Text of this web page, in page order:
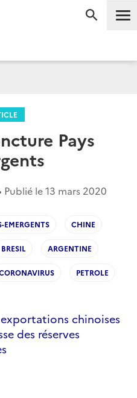
Pays
Publié le13 mars 2020
EMERGENTS CHINE
BRESIL ARGENTINE
PETROLE
chinoises
des réserves